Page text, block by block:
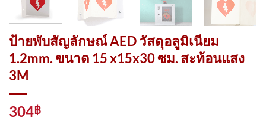
ป้ายพับสัญลักษณ์ AED วัสดุอลูมิเนียม
1.2mm. ขนาด 15 x15x30 ซม. สะท้อนแสง
3M
304฿